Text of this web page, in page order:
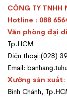
CÔNG TY TNHH
Hotline : 088
Văn phòng đại
Tp.HCM
Điện thoại:(028)
Email:
Xưởng sản xuất:
Bình Chánh,